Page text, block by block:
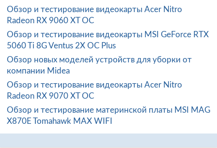
Обзор и тестирование видеокарты Acer Nitro
Radeon RX 9060 XT OC
Обзор и тестирование видеокарты MSI GeForce RTX
5060 Ti 8G Ventus 2X OC Plus
Обзор новых моделей устройств для уборки от
компании Midea
Обзор и тестирование видеокарты Acer Nitro
Radeon RX 9070 XT OC
Обзор и тестирование материнской платы MSI MAG
X870E Tomahawk MAX WIFI